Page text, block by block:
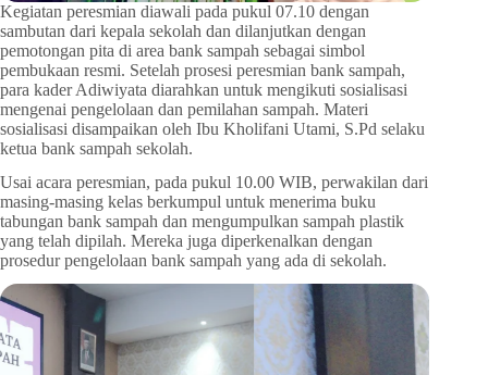
Kegiatan peresmian diawali pada pukul 07.10 dengan
sambutan dari kepala sekolah dan dilanjutkan dengan
pemotongan pita di area bank sampah sebagai simbol
pembukaan resmi. Setelah prosesi peresmian bank sampah,
para kader Adiwiyata diarahkan untuk mengikuti sosialisasi
mengenai pengelolaan dan pemilahan sampah. Materi
sosialisasi disampaikan oleh Ibu Kholifani Utami, S.Pd selaku
ketua bank sampah sekolah.
Usai acara peresmian, pada pukul 10.00 WIB, perwakilan dari
masing-masing kelas berkumpul untuk menerima buku
tabungan bank sampah dan mengumpulkan sampah plastik
yang telah dipilah. Mereka juga diperkenalkan dengan
prosedur pengelolaan bank sampah yang ada di sekolah.